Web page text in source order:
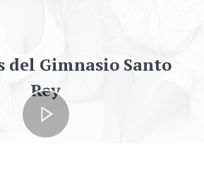
del Gimnasio Santo
Rey